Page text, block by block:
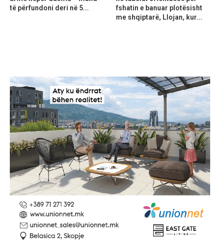
të përfundoni deri në 5...
fshatin e banuar plotësisht
me shqiptarë, Llojan, kur...